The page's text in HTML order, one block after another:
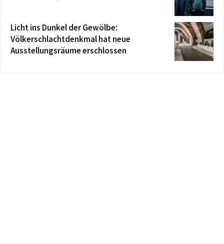
Licht ins Dunkel der Gewölbe:
Völkerschlachtdenkmal hat neue
Ausstellungsräume erschlossen